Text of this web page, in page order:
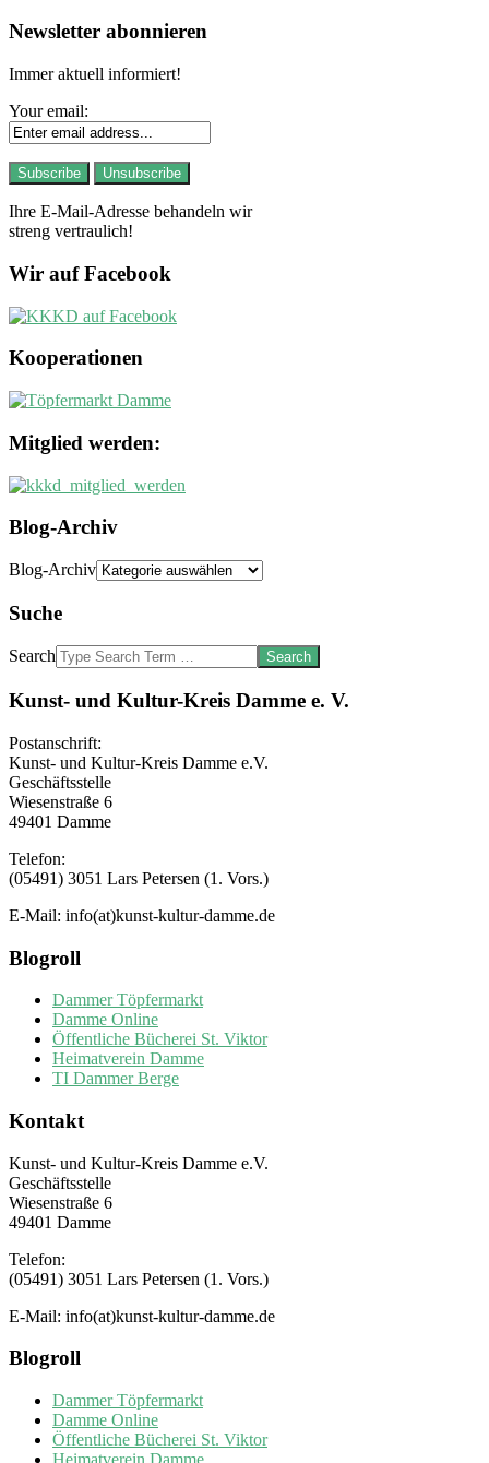
Newsletter abonnieren
Immer aktuell informiert!
Your email:
Ihre E-Mail-Adresse behandeln wir
streng vertraulich!
Wir auf Facebook
Kooperationen
Mitglied werden:
Blog-Archiv
Blog-Archiv
Suche
Search
Kunst- und Kultur-Kreis Damme e. V.
Postanschrift:
Kunst- und Kultur-Kreis Damme e.V.
Geschäftsstelle
Wiesenstraße 6
49401 Damme
Telefon:
(05491) 3051 Lars Petersen (1. Vors.)
E-Mail: info(at)kunst-kultur-damme.de
Blogroll
Dammer Töpfermarkt
Damme Online
Öffentliche Bücherei St. Viktor
Heimatverein Damme
TI Dammer Berge
Kontakt
Kunst- und Kultur-Kreis Damme e.V.
Geschäftsstelle
Wiesenstraße 6
49401 Damme
Telefon:
(05491) 3051 Lars Petersen (1. Vors.)
E-Mail: info(at)kunst-kultur-damme.de
Blogroll
Dammer Töpfermarkt
Damme Online
Öffentliche Bücherei St. Viktor